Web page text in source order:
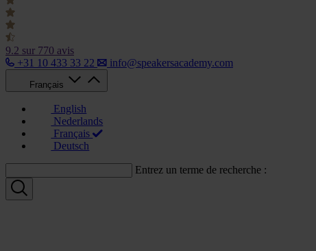
9.2 sur 770 avis
+31 10 433 33 22
info@speakersacademy.com
Français
English
Nederlands
Français
Deutsch
Entrez un terme de recherche :